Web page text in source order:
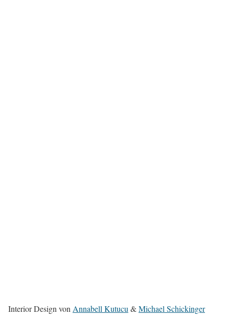
Interior Design vonAnnabell Kutucu&Michael Schickinger